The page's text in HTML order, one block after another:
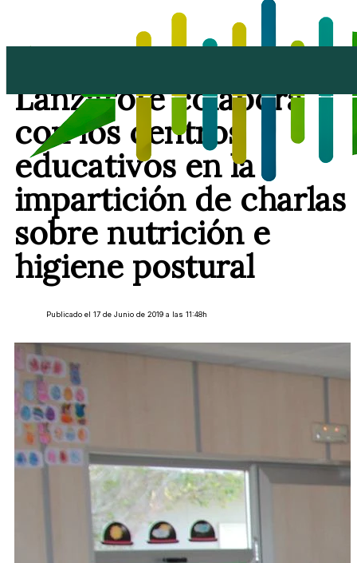
Lanzarote colabora
con los centros
educativos en la
impartición de charlas
sobre nutrición e
higiene postural
Publicado el 17 de Junio de 2019 a las 11:48h